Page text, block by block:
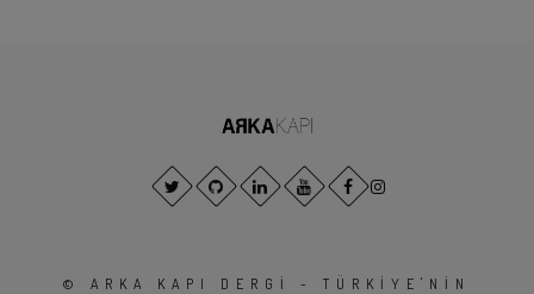
© ARKA KAPI DERGI - TÜRKIYE'NIN